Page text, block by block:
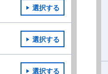
選択する
選択する
選択する